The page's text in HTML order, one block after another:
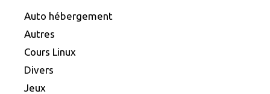
Auto hébergement
Autres
Cours Linux
Divers
Jeux